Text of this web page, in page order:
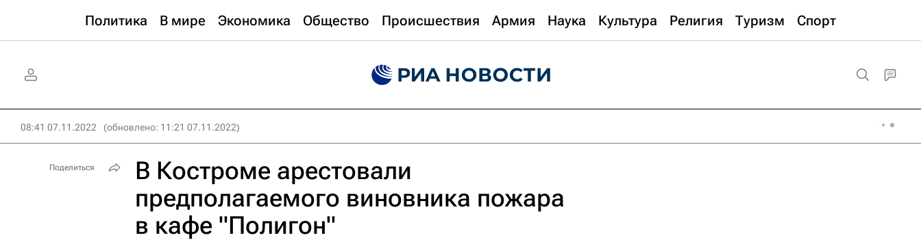
Политика В мире Экономика Общество Происшествия Армия Наука Культура Религия Туризм Спорт
08:41 07.11.2022 (обновлено: 11:21 07.11.2022)
В Костроме арестовали
предполагаемого виновника пожара
в кафе "Полигон"
Поделиться